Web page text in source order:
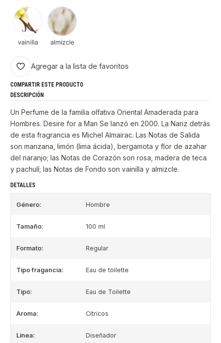
vainilla almizcle
Agregar a la lista de favoritos
COMPARTIR ESTE PRODUCTO
DESCRIPCIÓN
Un Perfume de la familia olfativa Oriental Amaderada para
Hombres. Desire for a Man Se lanzó en 2000. La Nariz detrás
de esta fragrancia es Michel Almairac. Las Notas de Salida
son manzana, limón (lima ácida), bergamota y flor de azahar
del naranjo; las Notas de Corazón son rosa, madera de teca
y pachulí; las Notas de Fondo son vainilla y almizcle.
DETALLES
Género: Hombre
Tamaño: 100 ml
Formato: Regular
Tipo fragancia: Eau de toilette
Tipo: Eau de Toilette
Aroma: Cítricos
Linea: Diseñador